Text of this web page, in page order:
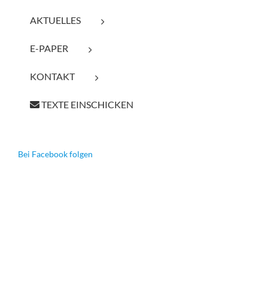
AKTUELLES
E-PAPER
KONTAKT
TEXTE EINSCHICKEN
Bei Facebook folgen